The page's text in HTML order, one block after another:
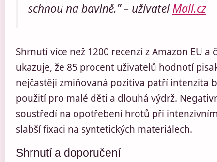
schnou na bavlně.” – uživatelMall.cz
Shrnutí více než 1200 recenzí z Amazon EU a
ukazuje, že 85 procent uživatelů hodnotí
nejčastěji zmiňovaná pozitiva patří intenzita
použití pro malé děti a dlouhá výdrž.
soustředí na opotřebení hrotů při
slabší fixaci na syntetických materiálech.
Shrnutí a doporučení